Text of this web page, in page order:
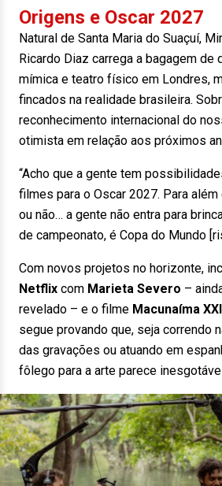
Origens e Oscar 2027
Natural de Santa Maria do Suaçuí,
Ricardo Diaz carrega a bagagem de
mímica e teatro físico em Londres,
fincados na realidade brasileira.
reconhecimento internacional do
otimista em relação aos próximos
“Acho que a gente tem
filmes para o Oscar 2027. Para
ou não… a gente não entra para
de campeonato, é Copa do Mundo
Com novos projetos no horizonte,
Netflix com Marieta Severo –
revelado – e o filme Macunaíma XXI
segue provando que, seja correndo
das gravações ou atuando em
fôlego para a arte parece